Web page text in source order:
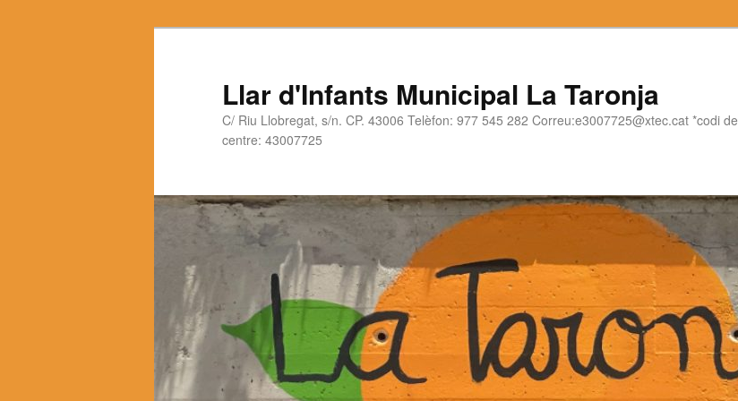
Llar d'Infants Municipal La Taronja
C/ Riu Llobregat, s/n. CP. 43006 Telèfon: 977 545 282 Correu:e3007725@xtec.cat *codi de
centre: 43007725